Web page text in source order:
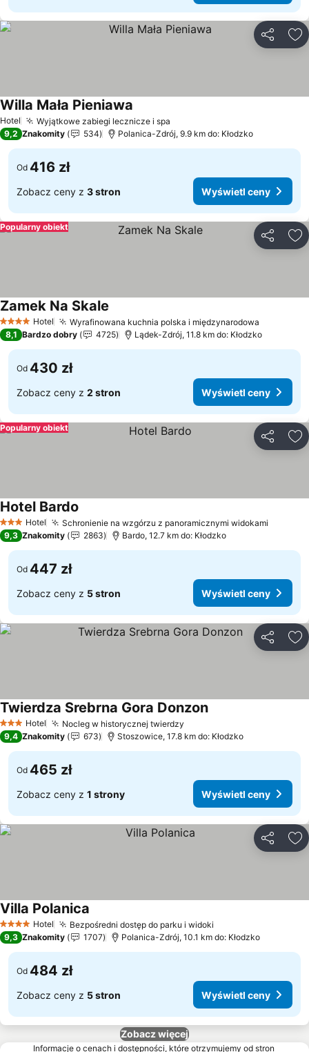
Hotel Wyjątkowe zabiegi lecznicze i spa
Willa Mała Pieniawa
9,2 Znakomity 534 Polanica-Zdrój, 9.9 km do: Kłodzko
Od 416 zł
Zobacz ceny z 3 stron Wyświetl ceny
Popularny obiekt
4 KategoriaHotel Wyrafinowana kuchnia polska i międzynarodowa
Zamek Na Skale
8,1 Bardzo dobry 4725 Lądek-Zdrój, 11.8 km do: Kłodzko
Od 430 zł
Zobacz ceny z 2 stron Wyświetl ceny
Popularny obiekt
3 Kategoria
Hotel Schronienie na wzgórzu z panoramicznymi widokami
Hotel Bardo
9,3 Znakomity 2863 Bardo, 12.7 km do: Kłodzko
Od 447 zł
Zobacz ceny z 5 stron Wyświetl ceny
3 Kategoria
Hotel Nocleg w historycznej twierdzy
Twierdza Srebrna Gora Donzon
9,4 Znakomity 673 Stoszowice, 17.8 km do: Kłodzko
Od 465 zł
Zobacz ceny z 1 strony Wyświetl ceny
4 KategoriaHotel Bezpośredni dostęp do parku i widoki
Villa Polanica
9,3 Znakomity 1707 Polanica-Zdrój, 10.1 km do: Kłodzko
Od 484 zł
Zobacz ceny z 5 stron Wyświetl ceny
Zobacz więcej
Informacje o cenach i dostępności, które otrzymujemy od stron